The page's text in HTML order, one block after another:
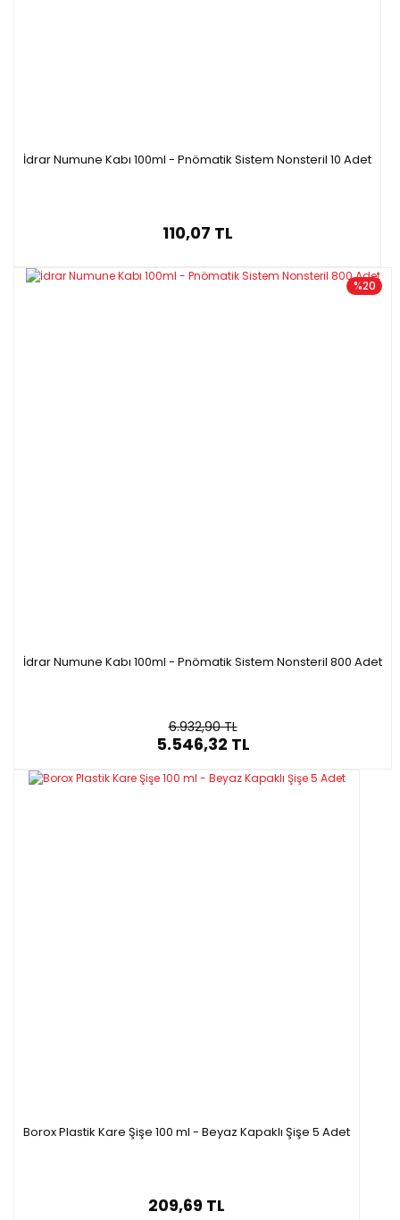
İdrar Numune Kabı 100ml - Pnömatik Sistem Nonsteril 10 Adet
110,07 TL
%20
İdrar Numune Kabı 100ml - Pnömatik Sistem Nonsteril 800 Adet
6.932,90 TL
5.546,32 TL
Borox Plastik Kare Şişe 100 ml - Beyaz Kapaklı Şişe 5 Adet
209,69 TL